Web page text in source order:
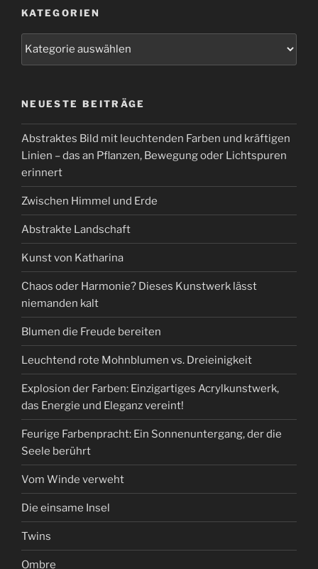
KATEGORIEN
NEUESTE BEITRÄGE
Abstraktes Bild mit leuchtenden Farben und kräftigen
Linien – das an Pflanzen, Bewegung oder Lichtspuren
erinnert
Zwischen Himmel und Erde
Abstrakte Landschaft
Kunst von Katharina
Chaos oder Harmonie? Dieses Kunstwerk lässt
niemanden kalt
Blumen die Freude bereiten
Leuchtend rote Mohnblumen vs. Dreieinigkeit
Explosion der Farben: Einzigartiges Acrylkunstwerk,
das Energie und Eleganz vereint!
Feurige Farbenpracht: Ein Sonnenuntergang, der die
Seele berührt
Vom Winde verweht
Die einsame Insel
Twins
Ombre